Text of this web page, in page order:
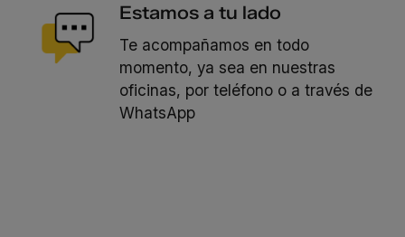
Estamos a tu lado
Te acompañamos en todo
momento, ya sea en nuestras
oficinas, por teléfono o a través de
WhatsApp